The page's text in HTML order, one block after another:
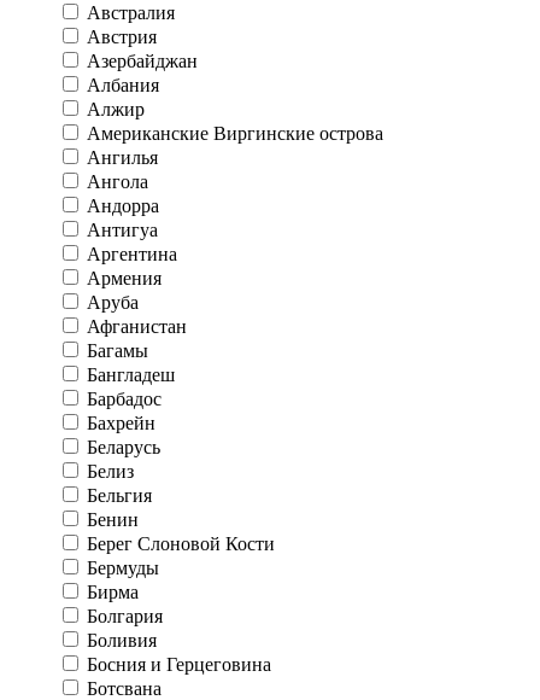
Австралия
Австрия
Азербайджан
Албания
Алжир
Американские Виргинские острова
Ангилья
Ангола
Андорра
Антигуа
Аргентина
Армения
Аруба
Афганистан
Багамы
Бангладеш
Барбадос
Бахрейн
Беларусь
Белиз
Бельгия
Бенин
Берег Слоновой Кости
Бермуды
Бирма
Болгария
Боливия
Босния и Герцеговина
Ботсвана